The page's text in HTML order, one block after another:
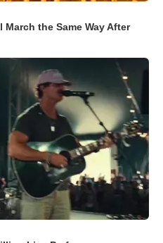
March the Same Way After